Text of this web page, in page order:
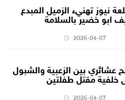
نيوز تهنيء الزميل المبدع
ابو خضير بالسلامة
2026-04-07
عشائري بين الزعبية والشبول
خلفية مقتل طفلتين
2026-04-07